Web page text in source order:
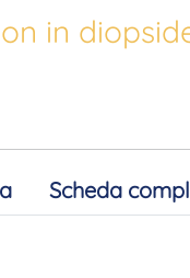
in
Scheda